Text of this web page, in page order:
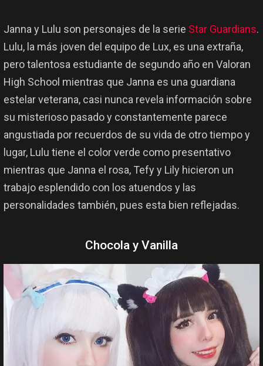
Janna y Lulu son personajes de la serie Star Guardians.
Lulu, la más joven del equipo de Lux, es una extraña,
pero talentosa estudiante de segundo año en Valoran
High School mientras que Janna es una guardiana
estelar veterana, casi nunca revela información sobre
su misterioso pasado y constantemente parece
angustiada por recuerdos de su vida de otro tiempo y
lugar, Lulu tiene el color verde como presentativo
mientras que Janna el rosa, Tefy y Lily hicieron un
trabajo esplendido con los atuendos y las
personalidades también, pues esta bien reflejadas.
Chocola y Vanilla